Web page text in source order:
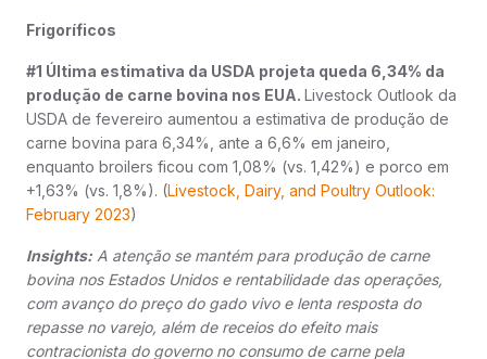
Frigoríficos
#1 Última estimativa da USDA projeta queda 6,34% da
produção de carne bovina nos EUA. Livestock Outlook da
USDA de fevereiro aumentou a estimativa de produção de
carne bovina para 6,34%, ante a 6,6% em janeiro,
enquanto broilers ficou com 1,08% (vs. 1,42%) e porco em
+1,63% (vs. 1,8%). (Livestock, Dairy, and Poultry Outlook:
February 2023)
Insights: A atenção se mantém para produção de carne
bovina nos Estados Unidos e rentabilidade das operações,
com avanço do preço do gado vivo e lenta resposta do
repasse no varejo, além de receios do efeito mais
contracionista do governo no consumo de carne pela